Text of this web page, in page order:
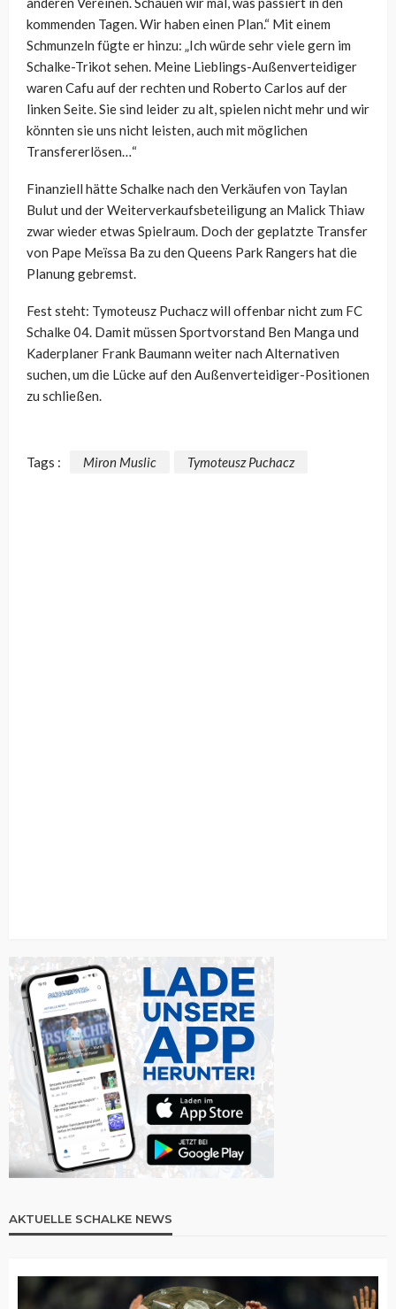
kommenden Tagen. Wir haben einen Plan.“ Mit einem
Schmunzeln fügte er hinzu: „Ich würde sehr viele gern im
Schalke-Trikot sehen. Meine Lieblings-Außenverteidiger
waren Cafu auf der rechten und Roberto Carlos auf der
linken Seite. Sie sind leider zu alt, spielen nicht mehr und wir
könnten sie uns nicht leisten, auch mit möglichen
Transfererlösen…“
Finanziell hätte Schalke nach den Verkäufen von Taylan
Bulut und der Weiterverkaufsbeteiligung an Malick Thiaw
zwar wieder etwas Spielraum. Doch der geplatzte Transfer
von Pape Meïssa Ba zu den Queens Park Rangers hat die
Planung gebremst.
Fest steht: Tymoteusz Puchacz will offenbar nicht zum FC
Schalke 04. Damit müssen Sportvorstand Ben Manga und
Kaderplaner Frank Baumann weiter nach Alternativen
suchen, um die Lücke auf den Außenverteidiger-Positionen
zu schließen.
Tags : Miron Muslic Tymoteusz Puchacz
AKTUELLE SCHALKE NEWS